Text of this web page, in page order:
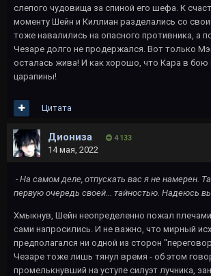
слепого чудовища за спиной его шефа. К
моменту Шейн и Киллиан разделались со
тоже навалились на опасного противника, а
Чезаре долго не продержался. Вот только
осталась жива! И как хорошо, что Кара в бою
царапины!
Цитата
Диониза 4 133
14 мая, 2022
- На самом деле, отпускать вас я не намерен.
первую очередь своей... тайностью. Надеюсь
Хмыкнув, Шейн неопределенно пожал
сами напросились. И не важно, что мирный
предполагался ни одной из сторон
Чезаре тоже лишь тянул время - об этом
промелькнувший на уступе силуэт лучника,